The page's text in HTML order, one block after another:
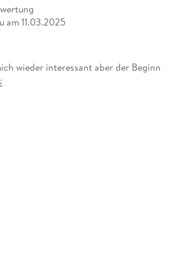
am 11.03.2025
wieder interessant aber der Beginn